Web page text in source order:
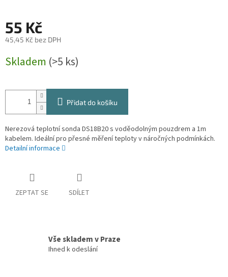
55 Kč
45,45 Kč bez DPH
cena:
Skladem (>5 ks)
Přidat do košíku
Nerezová teplotní sonda DS18B20 s voděodolným pouzdrem a 1m
kabelem. Ideální pro přesné měření teploty v náročných podmínkách.
Detailní informace
ZEPTAT SE SDÍLET
Vše skladem v Praze
Ihned k odeslání